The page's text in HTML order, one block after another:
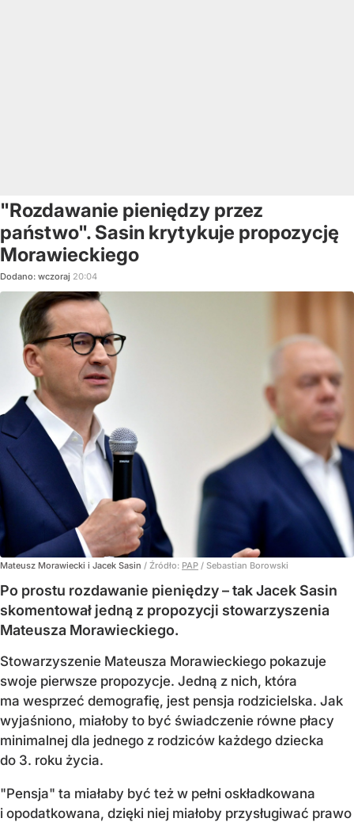
"Rozdawanie pieniędzy przez
państwo". Sasin krytykuje propozycję
Morawieckiego
Dodano: wczoraj 20:04
Mateusz Morawiecki i Jacek Sasin / Źródło: PAP / Sebastian Borowski
Po prostu rozdawanie pieniędzy – tak Jacek Sasin
skomentował jedną z propozycji stowarzyszenia
Mateusza Morawieckiego.
Stowarzyszenie Mateusza Morawieckiego pokazuje
swoje pierwsze propozycje. Jedną z nich, która
ma wesprzeć demografię, jest pensja rodzicielska. Jak
wyjaśniono, miałoby to być świadczenie równe płacy
minimalnej dla jednego z rodziców każdego dziecka
do 3. roku życia.
"Pensja" ta miałaby być też w pełni oskładkowana
i opodatkowana, dzięki niej miałoby przysługiwać prawo